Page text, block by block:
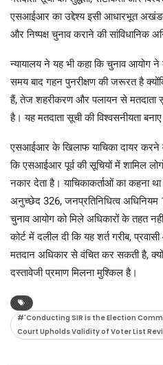
एसआईआर का उद्देश्य इसी आधारभूत
और निष्पक्ष चुनाव कराने की सांविधानिक
न्यायालय ने यह भी कहा कि चुनाव आयोग
समय बाद गहन पुनरीक्षण की जरूरत है
हैं, तेज शहरीकरण और पलायन से मतदाता
है। यह मतदाता सूची की विश्वसनीयता
एसआईआर के खिलाफ याचिका दायर करने
कि एसआईआर पूर्व की सूचियों में शामिल
नकार देता है। याचिकाकर्ताओं का कहना
अनुच्छेद 326, जनप्रतिनिधित्व
चुनाव आयोग को मिले अधिकारों के तहत
कोर्ट में दलील दी कि यह शर्त गरीब,
मतदान अधिकार से वंचित कर सकती है,
दस्तावेजी प्रमाण मिलना मुश्किल है।
#'Conducting SIR is the Election
Court Upholds Validity of Voter List